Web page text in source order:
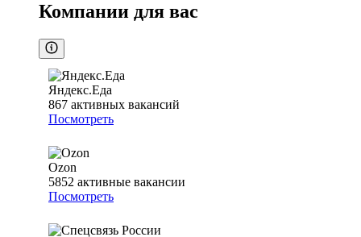
Компании для вас
Яндекс.Еда
867 активных вакансий
Посмотреть
Ozon
5852 активные вакансии
Посмотреть